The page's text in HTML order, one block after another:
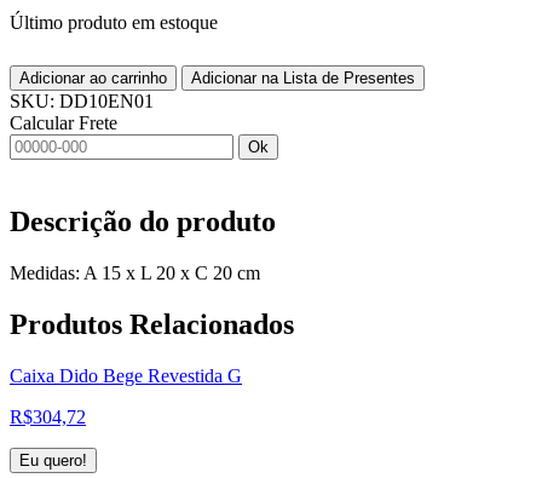
Último produto em estoque
Adicionar ao carrinho Adicionar na Lista de Presentes
SKU: DD10EN01
Calcular Frete
Ok
Descrição do produto
Medidas: A 15 x L 20 x C 20 cm
Produtos Relacionados
Caixa Dido Bege Revestida G
R$304,72
Eu quero!